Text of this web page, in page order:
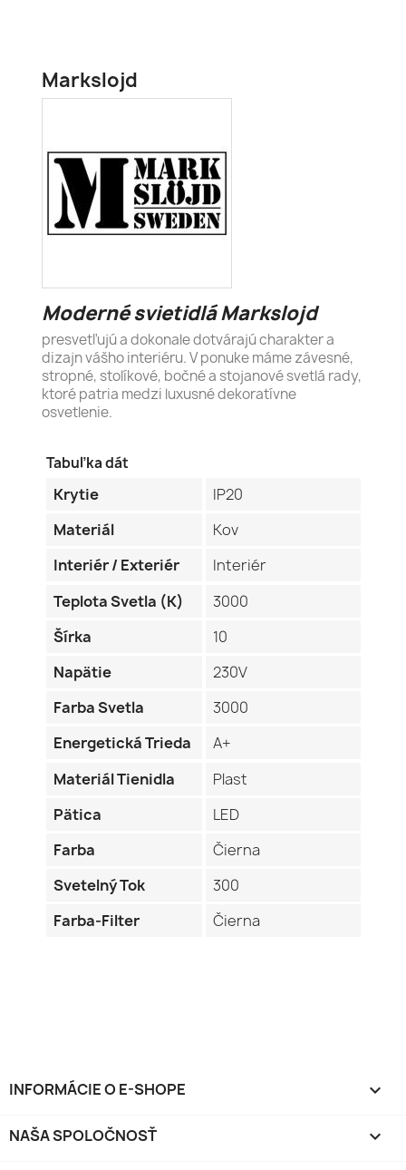
Markslojd
Moderné svietidlá Markslojd
presvetľujú a dokonale dotvárajú charakter a
dizajn vášho interiéru. V ponuke máme závesné,
stropné, stolíkové, bočné a stojanové svetlá rady,
ktoré patria medzi luxusné dekoratívne
osvetlenie.
Tabuľka dát
Krytie
IP20
Materiál
Kov
Interiér / Exteriér
Interiér
Teplota Svetla (K)
3000
Šírka
10
Napätie
230V
Farba Svetla
3000
Energetická Trieda
A+
Materiál Tienidla
Plast
Pätica
LED
Farba
Čierna
Svetelný Tok
300
Farba-Filter
Čierna
INFORMÁCIE O E-SHOPE keyboard_arrow_down
NAŠA SPOLOČNOSŤ 